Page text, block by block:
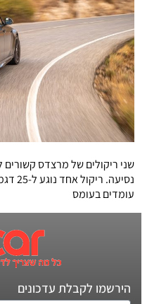
שני ריקולים של מרצדס
נסיעה.
עומדים בעומס
הירשמו לקבלת עדכונים